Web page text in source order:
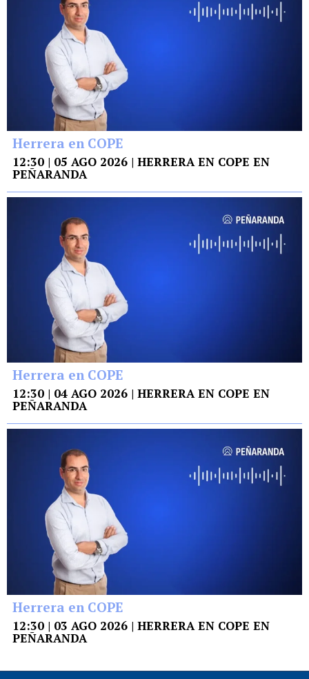
Herrera en COPE
12:30 | 05 AGO 2026 | HERRERA EN COPE EN
PEÑARANDA
Herrera en COPE
12:30 | 04 AGO 2026 | HERRERA EN COPE EN
PEÑARANDA
Herrera en COPE
12:30 | 03 AGO 2026 | HERRERA EN COPE EN
PEÑARANDA